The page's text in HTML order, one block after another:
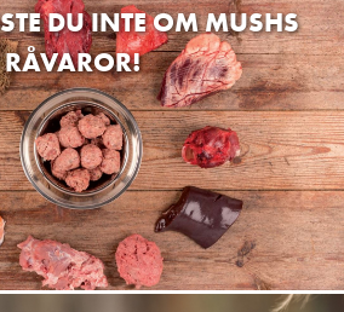
DU INTE OM MUSHS
RÅVAROR!